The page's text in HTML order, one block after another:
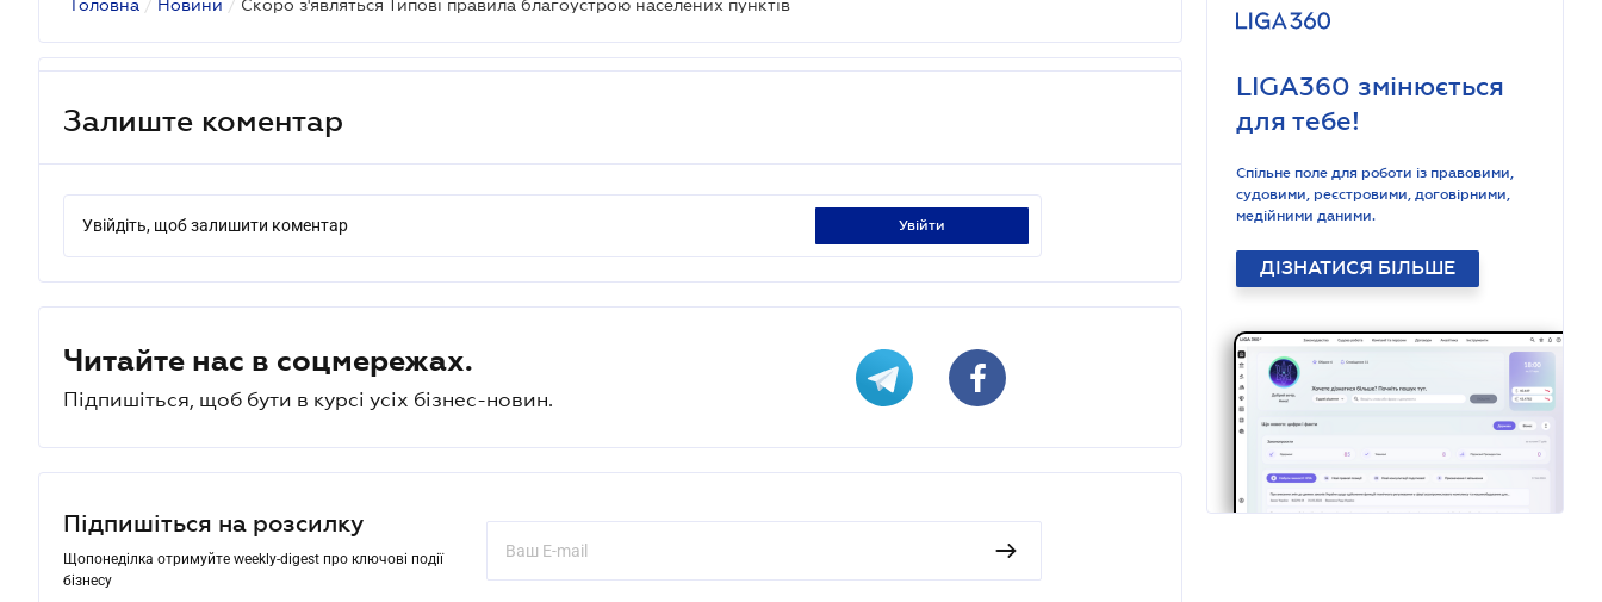
Головна / Новини / Скоро з'являться Типові правила благоустрою населених пунктів
Залиште коментар
Увійдіть, щоб залишити коментар увійти
Читайте нас в соцмережах.
Підпишіться, щоб бути в курсі усіх бізнес-новин.
Підпишіться на розсилку
Щопонеділка отримуйте weekly-digest про ключові події
бізнесу
LIGA360 змінюється
для тебе!
Спільне поле для роботи із правовими,
судовими, реєстровими, договірними,
медійними даними.
ДІЗНАТИСЯ БІЛЬШЕ